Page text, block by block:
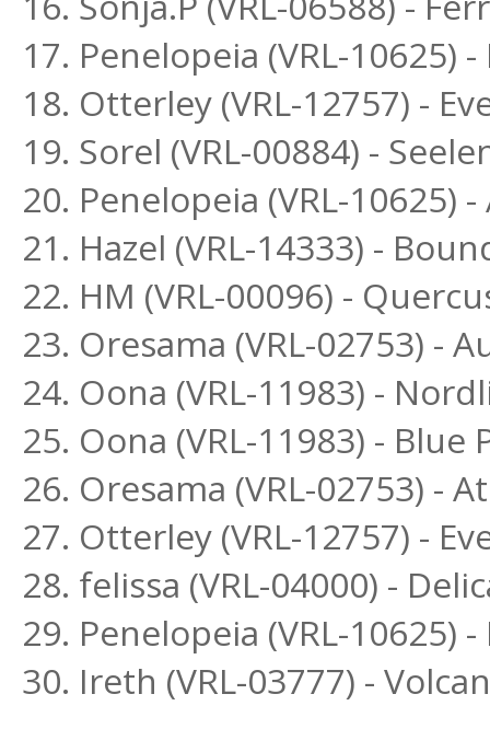
17. Penelopeia (VRL-10625)
18. Otterley (VRL-12757) -
19. Sorel (VRL-00884) -
20. Penelopeia (VRL-10625)
21. Hazel (VRL-14333) -
22. HM (VRL-00096) -
23. Oresama (VRL-02753) -
24. Oona (VRL-11983) -
25. Oona (VRL-11983) -
26. Oresama (VRL-02753) -
27. Otterley (VRL-12757) -
28. felissa (VRL-04000) -
29. Penelopeia (VRL-10625)
30. Ireth (VRL-03777) -